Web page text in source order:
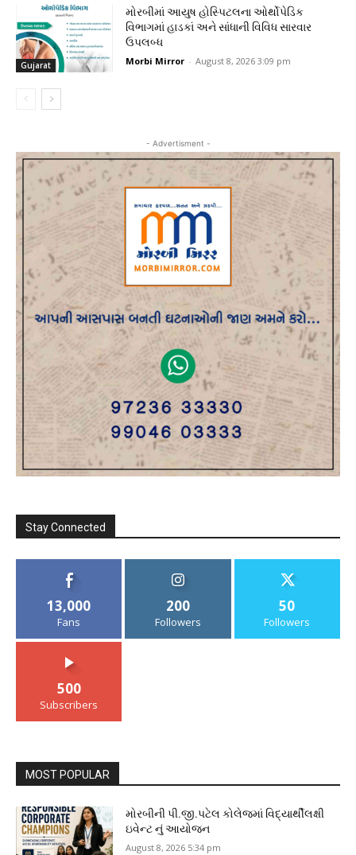
Gujarat
મોરબીમાં આયુષ હોસ્પિટલના ઓર્થોપેડિક
વિભાગમાં હાડકાં અને સાંધાની વિવિધ સારવાર
ઉપલબ્ધ
Morbi Mirror - August 8, 2026 3:09 pm
- Advertisment -
Stay Connected
13,000
Fans
200
Followers
50
Followers
500
Subscribers
MOST POPULAR
મોરબીની પી.જી.પટેલ કોલેજમાં વિદ્યાર્થીલક્ષી
ઇવેન્ટ નું આયોજન
August 8, 2026 5:34 pm